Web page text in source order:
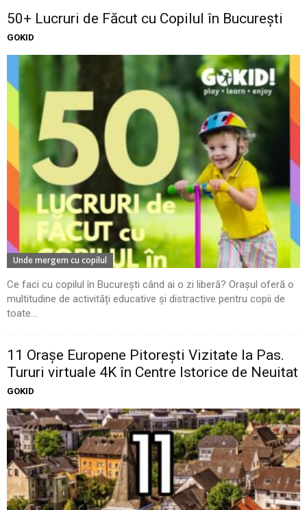
50+ Lucruri de Făcut cu Copilul în București
GOKID
Unde mergem cu copilul
Ce faci cu copilul în București când ai o zi liberă? Orașul oferă o
multitudine de activități educative și distractive pentru copii de
toate...
11 Oraşe Europene Pitoreşti Vizitate la Pas.
Tururi virtuale 4K în Centre Istorice de Neuitat
GOKID